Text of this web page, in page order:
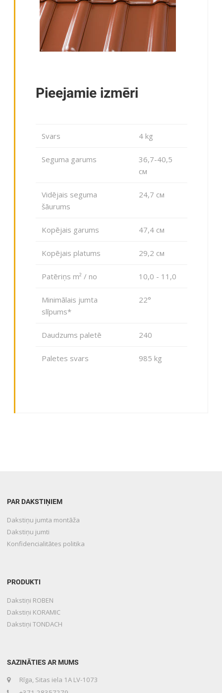
Pieejamie izmēri
Svars 4 kg
Seguma garums
36,7-40,5
cм
Vidējais seguma
šāurums
24,7 cм
Kopējais garums 47,4 cм
Kopējais platums 29,2 cм
Patēriņs m² / no 10,0 - 11,0
Minimālais jumta
slīpums*
22°
Daudzums paletē 240
Paletes svars 985 kg
PAR DAKSTIŅIEM
Dakstiņu jumta montāža
Dakstiņu jumti
Konfidencialitātes politika
PRODUKTI
Dakstiņi ROBEN
Dakstiņi KORAMIC
Dakstiņi TONDACH
SAZINĀTIES AR MUMS
Rīga, Sitas iela 1A LV-1073